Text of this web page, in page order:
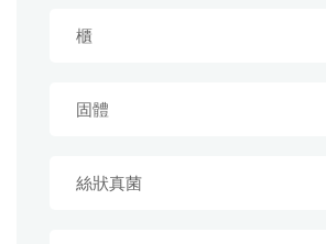
櫃
固體
絲狀真菌